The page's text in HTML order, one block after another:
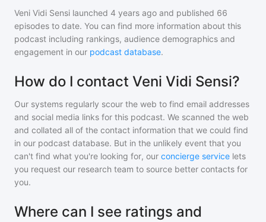
Veni Vidi Sensi launched 4 years ago and published 66
episodes to date. You can find more information about this
podcast including rankings, audience demographics and
engagement in our podcast database.
How do I contact Veni Vidi Sensi?
Our systems regularly scour the web to find email addresses
and social media links for this podcast. We scanned the web
and collated all of the contact information that we could find
in our podcast database. But in the unlikely event that you
can't find what you're looking for, our concierge service lets
you request our research team to source better contacts for
you.
Where can I see ratings and